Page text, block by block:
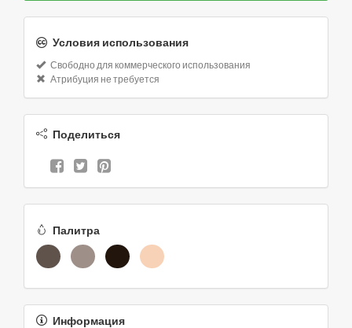
Условия использования
Свободно для коммерческого использования
Атрибуция не требуется
Поделиться
Палитра
Информация